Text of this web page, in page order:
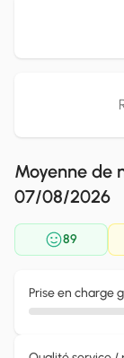
Moyenne de
07/08/2026
89
Prise en charge